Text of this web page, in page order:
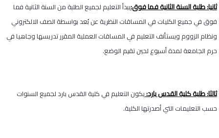
ثانيا: طلبة السنة الثانية فما فوق:يبدأ التعليم لجميع الطلبة من السنة الثانية فما
فوق في جميع الكليات في المساقات النظرية عن بُعد بواسطة الصف الالكتروني
ونظام الزووم ويستأنف التعليم في المساقات العملية المقرر تدريسها وجاهيا في
حرم الجامعة لمدة أسبوع لحين تقيم الوضع.
ثالثا: طلبة كلية القدس بارد:يكون التعليم في كلية القدس بارد لجميع السنوات
حسب التعليمات التي أصدرتها الكلية.